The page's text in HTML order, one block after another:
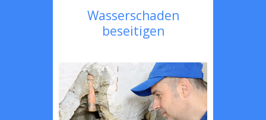
Wasserschaden
beseitigen